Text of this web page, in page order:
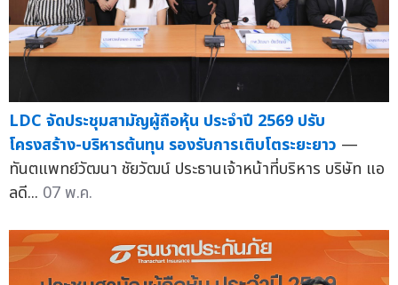
LDC จัดประชุมสามัญผู้ถือหุ้น ประจำปี 2569 ปรับ
โครงสร้าง-บริหารต้นทุน รองรับการเติบโตระยะยาว —
ทันตแพทย์วัฒนา ชัยวัฒน์ ประธานเจ้าหน้าที่บริหาร บริษัท แอ
ลดี... 07 พ.ค.